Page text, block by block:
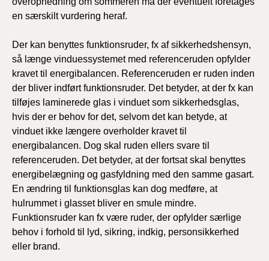
en særskilt vurdering heraf.
Der kan benyttes funktionsruder, fx af sikkerhedshensyn,
så længe vinduessystemet med referenceruden opfylder
kravet til energibalancen. Referenceruden er ruden inden
der bliver indført funktionsruder. Det betyder, at der fx kan
tilføjes laminerede glas i vinduet som sikkerhedsglas,
hvis der er behov for det, selvom det kan betyde, at
vinduet ikke længere overholder kravet til
energibalancen. Dog skal ruden ellers svare til
referenceruden. Det betyder, at der fortsat skal benyttes
energibelægning og gasfyldning med den samme gasart.
En ændring til funktionsglas kan dog medføre, at
hulrummet i glasset bliver en smule mindre.
Funktionsruder kan fx være ruder, der opfylder særlige
behov i forhold til lyd, sikring, indkig, personsikkerhed
eller brand.